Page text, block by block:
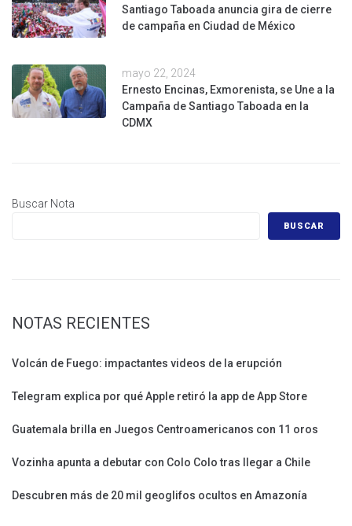
Santiago Taboada anuncia gira de cierre
de campaña en Ciudad de México
mayo 22, 2024
Ernesto Encinas, Exmorenista, se Une a la
Campaña de Santiago Taboada en la
CDMX
Buscar Nota
BUSCAR
NOTAS RECIENTES
Volcán de Fuego: impactantes videos de la erupción
Telegram explica por qué Apple retiró la app de App Store
Guatemala brilla en Juegos Centroamericanos con 11 oros
Vozinha apunta a debutar con Colo Colo tras llegar a Chile
Descubren más de 20 mil geoglifos ocultos en Amazonía